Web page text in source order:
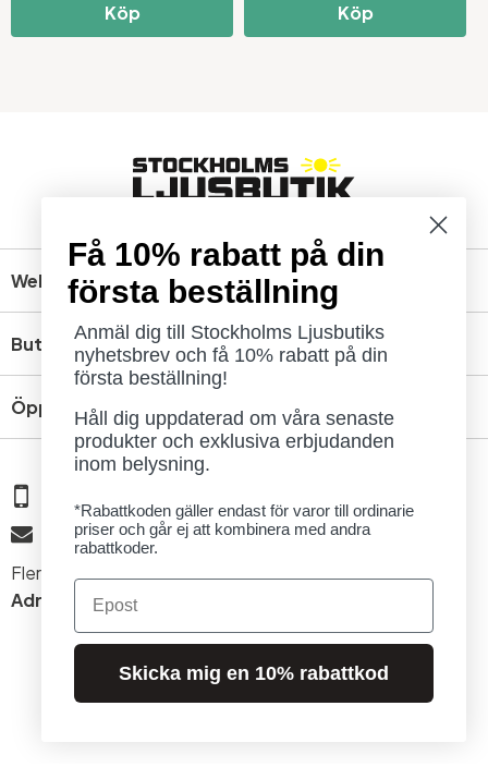
Köp Köp
Webbshop
Butik
Öppettider
info@ljusbutik.se
Fler kontaktuppgifter »
Adress:
Kungsholmsgatan 6, 112 27 Stockholm
Få 10% rabatt på din
första beställning
Anmäl dig till Stockholms Ljusbutiks
nyhetsbrev och få 10% rabatt på din
första beställning!
Håll dig uppdaterad om våra senaste
produkter och exklusiva erbjudanden
inom belysning.
*Rabattkoden gäller endast för varor till ordinarie
priser och går ej att kombinera med andra
rabattkoder.
Email
Skicka mig en 10% rabattkod